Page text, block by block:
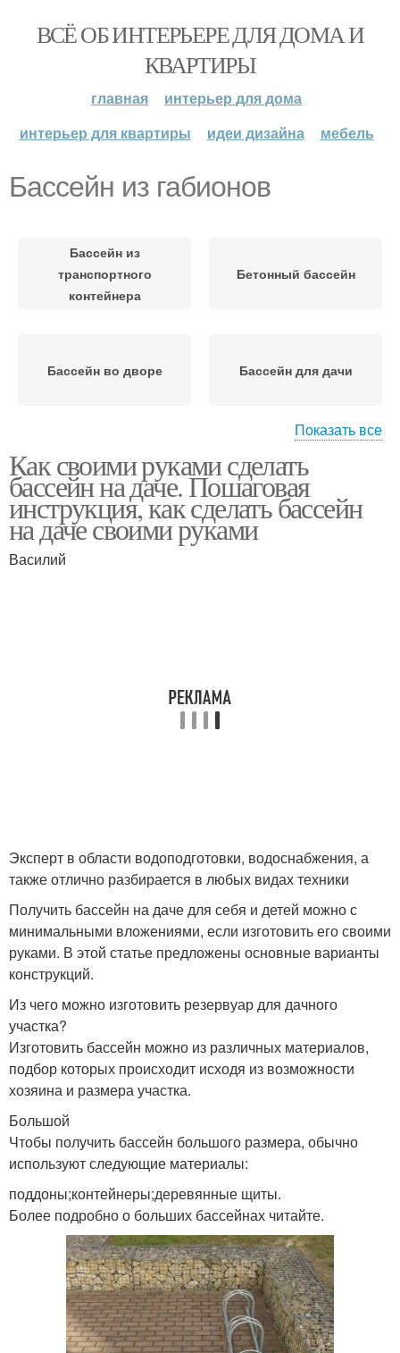
ВСЁ ОБ ИНТЕРЬЕРЕ ДЛЯ ДОМА И
КВАРТИРЫ
главная
интерьер для дома
интерьер для квартиры
идеи дизайна мебель
Бассейн из габионов
Бассейн из
транспортного
контейнера
Бетонный бассейн
Бассейн во дворе Бассейн для дачи
Каркасный бассейн
бассейны
Бассейны для дачного
Бассейн на улице Места для бассейна
Бюджетный бассейн Летний бассейн
Каркасные бассейны Детский бассейн
Бассейны для дачи
Показать все
Как своими руками сделать
бассейн на даче. Пошаговая
инструкция, как сделать бассейн
на даче своими руками
Василий
Эксперт в области водоподготовки, водоснабжения, а
также отлично разбирается в любых видах техники
Получить бассейн на даче для себя и детей можно с
минимальными вложениями, если изготовить его своими
руками. В этой статье предложены основные варианты
конструкций.
Из чего можно изготовить резервуар для дачного
участка?
Изготовить бассейн можно из различных материалов,
подбор которых происходит исходя из возможности
хозяина и размера участка.
Большой
Чтобы получить бассейн большого размера, обычно
используют следующие материалы:
поддоны;контейнеры;деревянные щиты.
Более подробно о больших бассейнах читайте.